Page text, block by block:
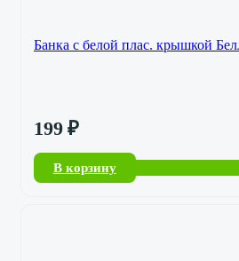
Банка с белой плас. крышкой
199 ₽
В корзину